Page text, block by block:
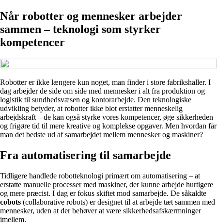
Når robotter og mennesker arbejder
sammen – teknologi som styrker
kompetencer
Robotter er ikke længere kun noget, man finder i store fabrikshaller. I
dag arbejder de side om side med mennesker i alt fra produktion og
logistik til sundhedsvæsen og kontorarbejde. Den teknologiske
udvikling betyder, at robotter ikke blot erstatter menneskelig
arbejdskraft – de kan også styrke vores kompetencer, øge sikkerheden
og frigøre tid til mere kreative og komplekse opgaver. Men hvordan får
man det bedste ud af samarbejdet mellem mennesker og maskiner?
Fra automatisering til samarbejde
Tidligere handlede robotteknologi primært om automatisering – at
erstatte manuelle processer med maskiner, der kunne arbejde hurtigere
og mere præcist. I dag er fokus skiftet mod samarbejde. De såkaldte
cobots (collaborative robots) er designet til at arbejde tæt sammen med
mennesker, uden at der behøver at være sikkerhedsafskærmninger
imellem.